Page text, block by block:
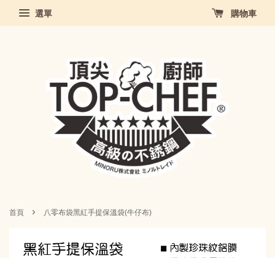
選單 購物車
首頁 › 八零布袋黑紅手提保溫袋(牛仔布)